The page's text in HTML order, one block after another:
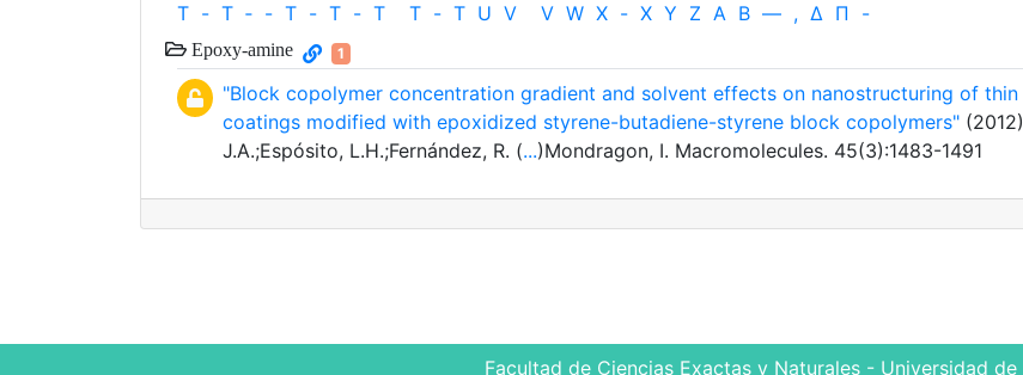
T - T ‐ - T - T - T T - T U V V W X - X Y Z Α Β — , Δ Π -
Epoxy-amine 1
"Block copolymer concentration gradient and solvent effects on nanostructuring of
coatings modified with epoxidized styrene-butadiene-styrene block copolymers"
J.A.;Espósito, L.H.;Fernández, R. (...)Mondragon, I. Macromolecules. 45(3):1483-1491
Facultad de Ciencias Exactas y Naturales - Universidad